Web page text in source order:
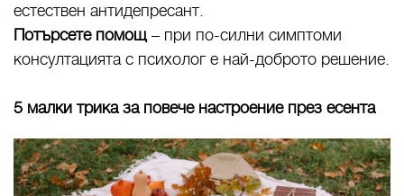
естествен антидепресант.
Потърсете помощ– при по-силни симптоми
консултацията с психолог е най-доброто решение.
5 малки трика за повече настроение през есента